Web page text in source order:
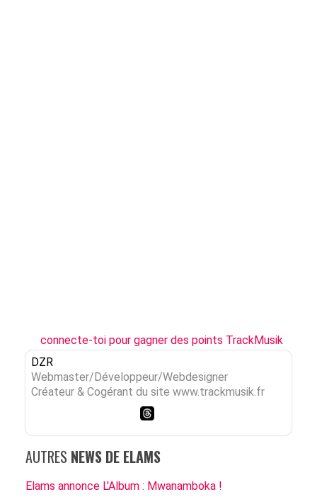
connecte-toi pour gagner des points TrackMusik
DZR
Webmaster/Développeur/Webdesigner
Créateur & Cogérant du site www.trackmusik.fr
AUTRES NEWS DE ELAMS
Elams annonce L'Album : Mwanamboka !